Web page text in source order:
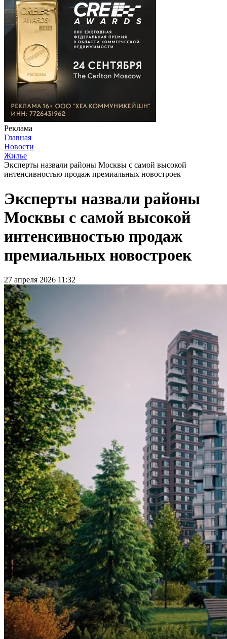
Реклама
Главная
Новости
Жилье
Эксперты назвали районы Москвы с самой высокой
интенсивностью продаж премиальных новостроек
Эксперты назвали районы
Москвы с самой высокой
интенсивностью продаж
премиальных новостроек
27 апреля 2026 11:32